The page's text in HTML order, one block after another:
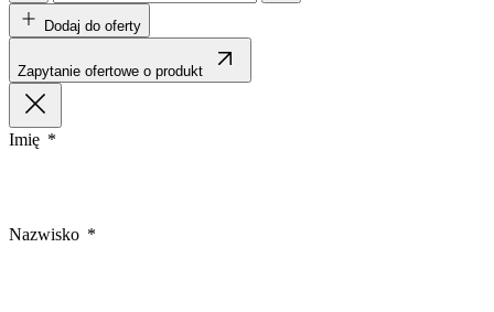
Dodaj do oferty
Zapytanie ofertowe o produkt
Imię
Nazwisko